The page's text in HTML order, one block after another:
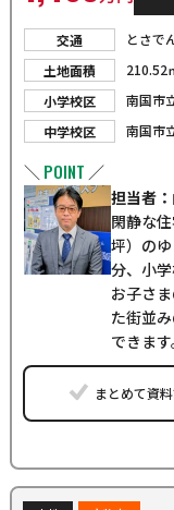
交通
とさで
土地面積
210.52
小学校区
南国市
中学校区
南国市
＼ POINT ／
担当者
閑静な
坪）の
分、小
お子さ
た街並
できます
まとめて資